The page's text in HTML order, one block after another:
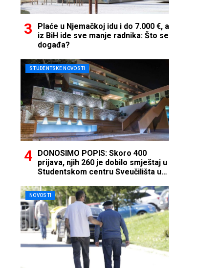
Plaće u Njemačkoj idu i do 7.000 €, a
iz BiH ide sve manje radnika: Što se
događa?
STUDENTSKE NOVOSTI
DONOSIMO POPIS: Skoro 400
prijava, njih 260 je dobilo smještaj u
Studentskom centru Sveučilišta u
NOVOSTI